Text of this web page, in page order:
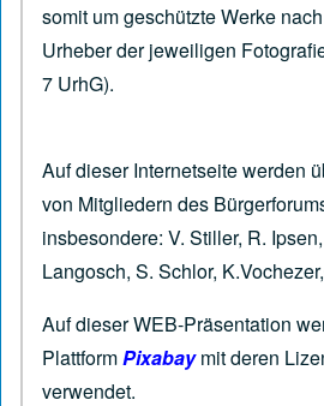
somit um geschützte Werke
Urheber der jeweiligen
7 UrhG).
Auf dieser Internetseite werden
von Mitgliedern des
insbesondere: V. Stiller, R.
Langosch, S. Schlor,
Auf dieser WEB-Präsentation
PlattformPixabaymit deren
verwendet.